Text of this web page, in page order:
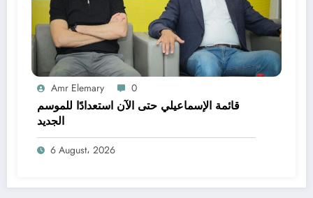
Amr Elemary 0
قائمة الإسماعيلي حتى الآن استعدادًا للموسم
الجديد
6 August، 2026